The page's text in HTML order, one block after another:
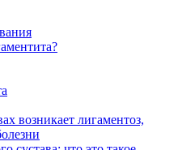
возникает лигаментоз,